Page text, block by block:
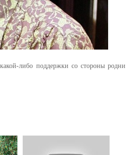
либо поддержки со стороны родни